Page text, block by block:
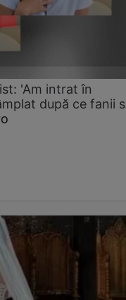
'Am intrat în
după ce fanii